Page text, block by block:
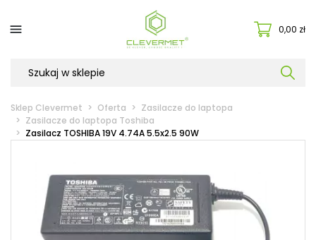
 0,00 zł
Sklep Clevermet Oferta
Zasilacze do laptopa
Zasilacze do laptopa Toshiba
Zasilacz TOSHIBA 19V 4.74A 5.5x2.5 90W